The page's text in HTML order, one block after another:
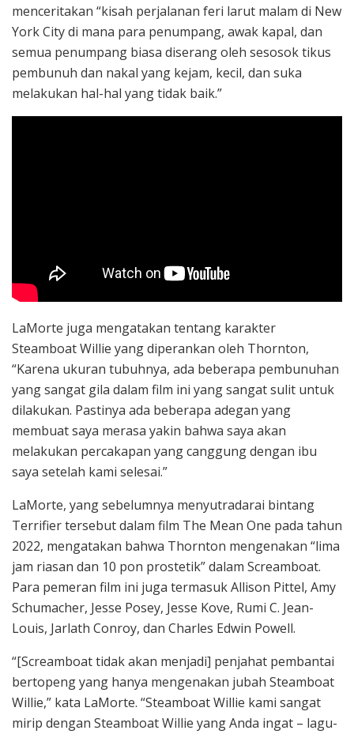
menceritakan “kisah perjalanan feri larut malam di New
York City di mana para penumpang, awak kapal, dan
semua penumpang biasa diserang oleh sesosok tikus
pembunuh dan nakal yang kejam, kecil, dan suka
melakukan hal-hal yang tidak baik.”
LaMorte juga mengatakan tentang karakter
Steamboat Willie yang diperankan oleh Thornton,
“Karena ukuran tubuhnya, ada beberapa pembunuhan
yang sangat gila dalam film ini yang sangat sulit untuk
dilakukan. Pastinya ada beberapa adegan yang
membuat saya merasa yakin bahwa saya akan
melakukan percakapan yang canggung dengan ibu
saya setelah kami selesai.”
LaMorte, yang sebelumnya menyutradarai bintang
Terrifier tersebut dalam film The Mean One pada tahun
2022, mengatakan bahwa Thornton mengenakan “lima
jam riasan dan 10 pon prostetik” dalam Screamboat.
Para pemeran film ini juga termasuk Allison Pittel, Amy
Schumacher, Jesse Posey, Jesse Kove, Rumi C. Jean-
Louis, Jarlath Conroy, dan Charles Edwin Powell.
“[Screamboat tidak akan menjadi] penjahat pembantai
bertopeng yang hanya mengenakan jubah Steamboat
Willie,” kata LaMorte. “Steamboat Willie kami sangat
mirip dengan Steamboat Willie yang Anda ingat – lagu-